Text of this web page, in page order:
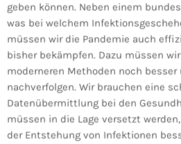
geben können. Neben einem
was bei welchem
müssen wir die Pandemie auch
bisher bekämpfen. Dazu müssen
moderneren Methoden noch
nachverfolgen. Wir brauchen eine
Datenübermittlung bei den
müssen in die Lage versetzt
der Entstehung von Infektionen